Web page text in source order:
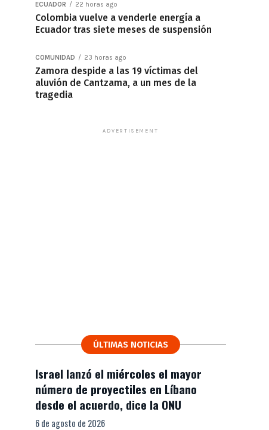
ECUADOR 22 horas ago
Colombia vuelve a venderle energía a
Ecuador tras siete meses de suspensión
COMUNIDAD 23 horas ago
Zamora despide a las 19 víctimas del
aluvión de Cantzama, a un mes de la
tragedia
ADVERTISEMENT
ÚLTIMAS NOTICIAS
Israel lanzó el miércoles el mayor
número de proyectiles en Líbano
desde el acuerdo, dice la ONU
6 de agosto de 2026